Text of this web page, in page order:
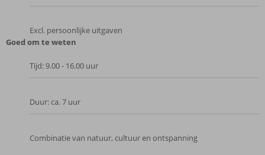
Excl. persoonlijke uitgaven
Goed om te weten
Tijd: 9.00 - 16.00 uur
Duur: ca. 7 uur
Combinatie van natuur, cultuur en ontspanning